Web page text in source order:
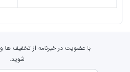
با عضویت در خبرنامه از تخفیف ها
شوید.